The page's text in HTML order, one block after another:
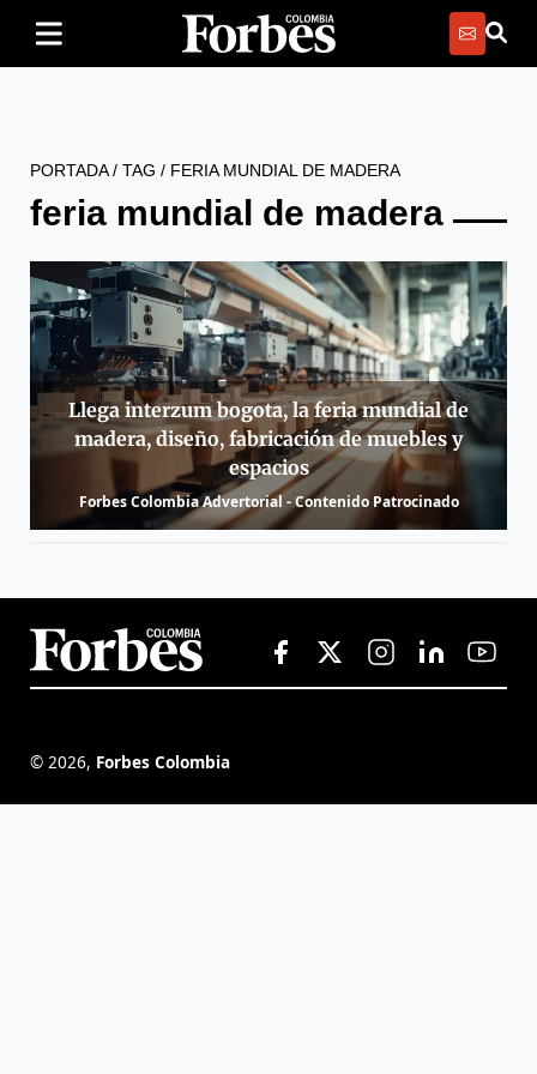
PORTADA/ TAG / FERIA MUNDIAL DE MADERA
feria mundial de madera
Llega interzum bogota, la feria mundial de
madera, diseño, fabricación de muebles y
espacios
Forbes Colombia Advertorial - Contenido Patrocinado
© 2026, Forbes Colombia